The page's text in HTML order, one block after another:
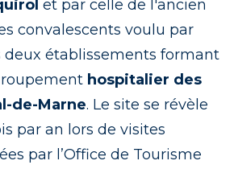
et par celle de l'ancien
convalescents voulu par
deux établissements formant
hospitalier des
de-Marne. Le site se révèle
par an lors de visites
par l’Office de Tourisme